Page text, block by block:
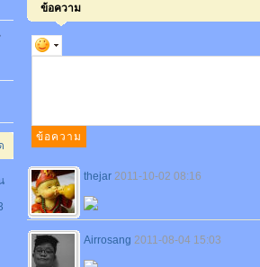
ข้อความ
thejar 2011-10-02 08:16
Airrosang 2011-08-04 15:03